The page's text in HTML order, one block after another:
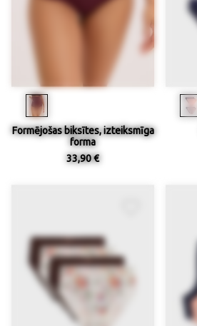
Formējošas biksītes, izteiksmīga
forma
33,90 €